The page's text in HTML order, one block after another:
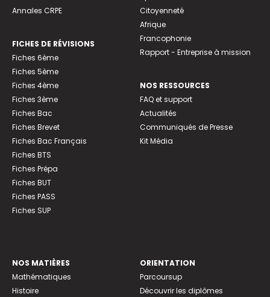
Annales CRPE
FICHES DE RÉVISIONS
Fiches 6ème
Fiches 5ème
Fiches 4ème
Fiches 3ème
Fiches Bac
Fiches Brevet
Fiches Bac Français
Fiches BTS
Fiches Prépa
Fiches BUT
Fiches PASS
Fiches SUP
Citoyenneté
Afrique
Francophonie
Rapport - Entreprise à mission
NOS RESSOURCES
FAQ et support
Actualités
Communiqués de Presse
Kit Média
NOS MATIÈRES
Mathématiques
Histoire
ORIENTATION
Parcoursup
Découvrir les diplômes